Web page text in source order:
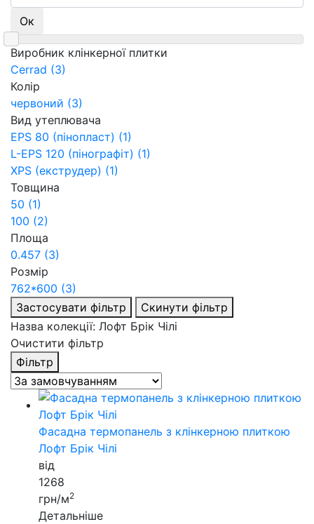
Ок
Виробник клінкерної плитки
Cerrad (3)
Колір
червоний (3)
Вид утеплювача
EPS 80 (пінопласт) (1)
L-EPS 120 (пінографіт) (1)
XPS (екструдер) (1)
Товщина
50 (1)
100 (2)
Площа
0.457 (3)
Розмір
762*600 (3)
Застосувати фільтр
Скинути фільтр
Назва колекції: Лофт Брiк Чiлi
Очистити фільтр
Фільтр
Фасадна термопанель з клінкерною плиткою
Лофт Брiк Чiлi
від
1268
грн/м2
Детальніше